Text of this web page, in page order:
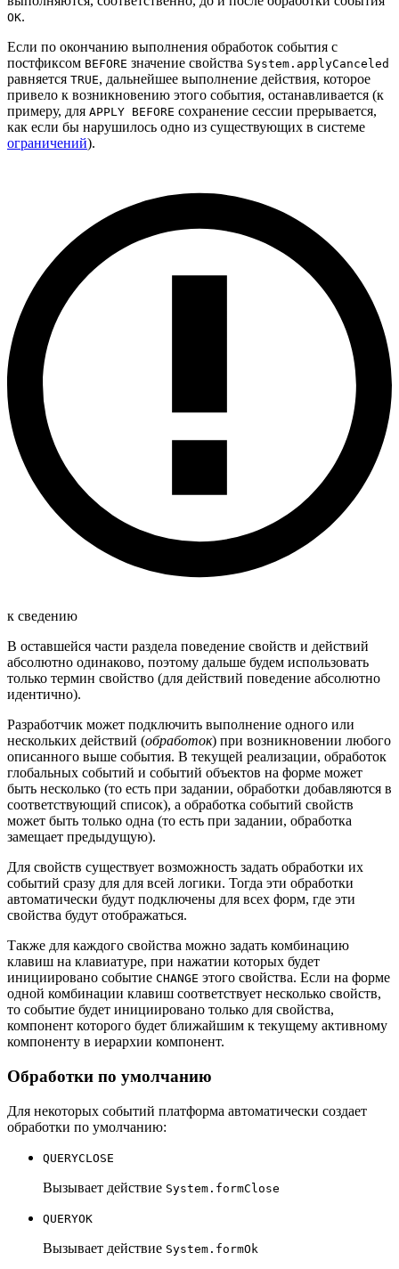
OK.
Если по окончанию выполнения обработок события с
постфиксом BEFORE значение свойства System.applyCanceled
равняется TRUE, дальнейшее выполнение действия, которое
привело к возникновению этого события, останавливается (к
примеру, для APPLY BEFORE сохранение сессии прерывается,
как если бы нарушилось одно из существующих в системе
ограничений).
к сведению
В оставшейся части раздела поведение свойств и действий
абсолютно одинаково, поэтому дальше будем использовать
только термин свойство (для действий поведение абсолютно
идентично).
Разработчик может подключить выполнение одного или
нескольких действий (обработок) при возникновении любого
описанного выше события. В текущей реализации, обработок
глобальных событий и событий объектов на форме может
быть несколько (то есть при задании, обработки добавляются в
соответствующий список), а обработка событий свойств
может быть только одна (то есть при задании, обработка
замещает предыдущую).
Для свойств существует возможность задать обработки их
событий сразу для для всей логики. Тогда эти обработки
автоматически будут подключены для всех форм, где эти
свойства будут отображаться.
Также для каждого свойства можно задать комбинацию
клавиш на клавиатуре, при нажатии которых будет
инициировано событие CHANGE этого свойства. Если на форме
одной комбинации клавиш соответствует несколько свойств,
то событие будет инициировано только для свойства,
компонент которого будет ближайшим к текущему активному
компоненту в иерархии компонент.
Обработки по умолчанию
Для некоторых событий платформа автоматически создает
обработки по умолчанию:
QUERYCLOSE
Вызывает действие System.formClose
QUERYOK
Вызывает действие System.formOk